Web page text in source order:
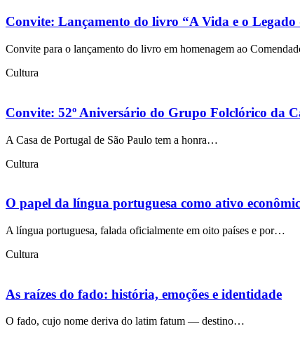
Convite: Lançamento do livro “A Vida e o
Convite para o lançamento do livro em homenagem ao
Cultura
Convite: 52º Aniversário do Grupo Folclórico da
A Casa de Portugal de São Paulo tem a honra…
Cultura
O papel da língua portuguesa como ativo
A língua portuguesa, falada oficialmente em oito países e por…
Cultura
As raízes do fado: história, emoções e identidade
O fado, cujo nome deriva do latim fatum — destino…